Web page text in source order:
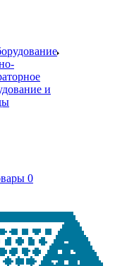
и
0